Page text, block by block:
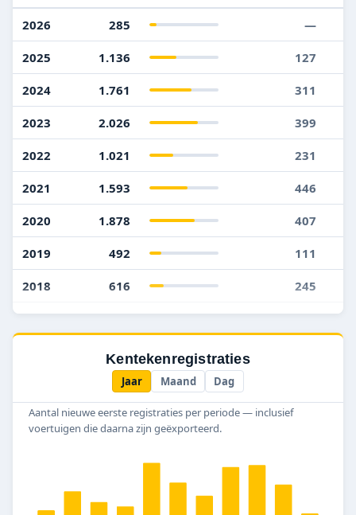
2026 285 —
2025 1.136 127
2024 1.761 311
2023 2.026 399
2022 1.021 231
2021 1.593 446
2020 1.878 407
2019 492 111
2018 616 245
2017 935 434
1.020
1.299
2014 1.199
Kentekenregistraties
Jaar Maand Dag
Aantal nieuwe eerste registraties per periode — inclusief
voertuigen die daarna zijn geëxporteerd.